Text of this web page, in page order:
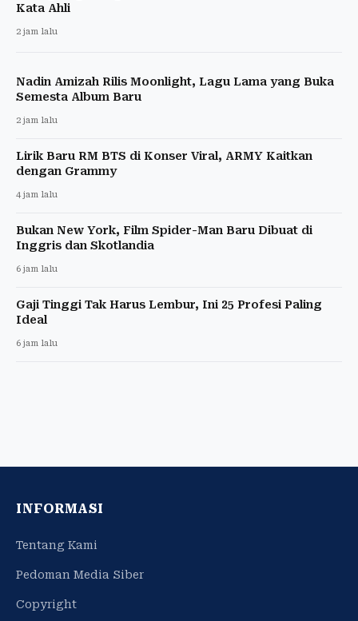
Kata Ahli
2 jam lalu
Nadin Amizah Rilis Moonlight, Lagu Lama yang Buka
Semesta Album Baru
2 jam lalu
Lirik Baru RM BTS di Konser Viral, ARMY Kaitkan
dengan Grammy
4 jam lalu
Bukan New York, Film Spider-Man Baru Dibuat di
Inggris dan Skotlandia
6 jam lalu
Gaji Tinggi Tak Harus Lembur, Ini 25 Profesi Paling
Ideal
6 jam lalu
INFORMASI
Tentang Kami
Pedoman Media Siber
Copyright